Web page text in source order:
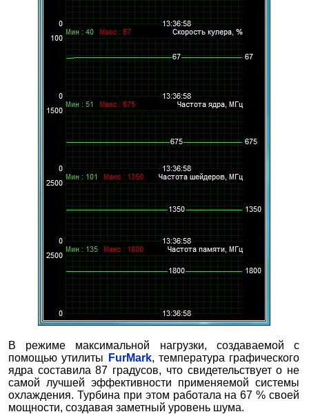
В режиме максимальной нагрузки, создаваемой с
помощью утилиты
FurMark, температура графического
ядра составила 87 градусов, что свидетельствует о не
самой лучшей эффективности применяемой системы
охлаждения. Турбина при этом работала на 67 % своей
мощности, создавая заметный уровень шума.